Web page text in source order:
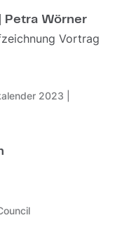
Wörner
Vortrag
2023 |